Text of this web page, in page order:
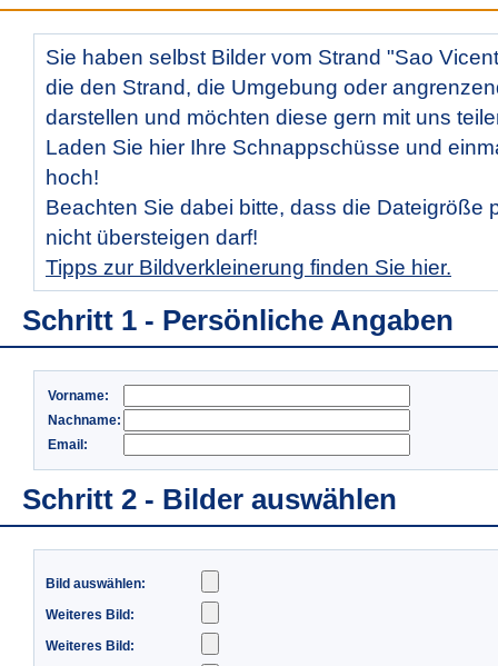
Sie haben selbst Bilder vom Strand "Sao
die den Strand, die Umgebung oder
darstellen und möchten diese gern mit uns
Laden Sie hier Ihre Schnappschüsse und
hoch!
Beachten Sie dabei bitte, dass die Dateigröße
nicht übersteigen darf!
Tipps zur Bildverkleinerung finden Sie hier.
Schritt 1 - Persönliche Angaben
Vorname:
Nachname:
Email:
Schritt 2 - Bilder auswählen
Bild auswählen:
Weiteres Bild:
Weiteres Bild: